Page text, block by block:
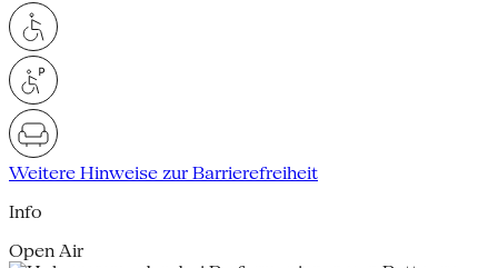
Weitere Hinweise zur Barrierefreiheit
Info
Open Air